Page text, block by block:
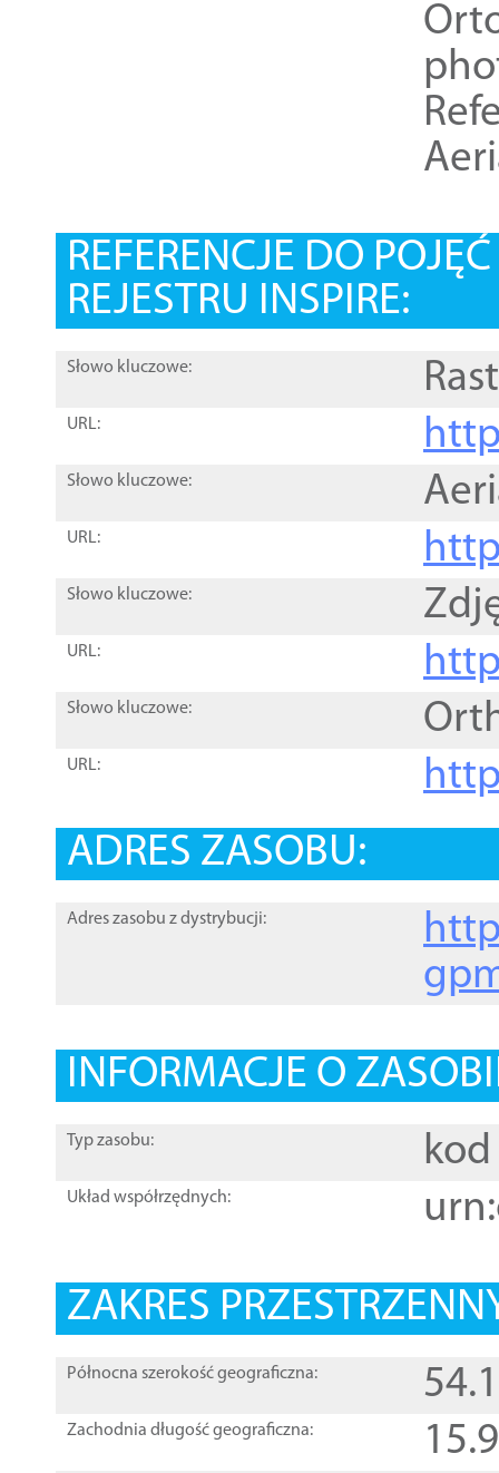
REFERENCJE DO
REJESTRU INSPIRE:
Słowo kluczowe:
URL:
Słowo kluczowe:
URL:
Słowo kluczowe:
URL:
Słowo kluczowe:
URL:
ADRES ZASOBU:
Adres zasobu z dystrybucji:
INFORMACJE O
Typ zasobu: kod
Układ współrzędnych:
ZAKRES
Północna szerokość geograficzna:
Zachodnia długość geograficzna: